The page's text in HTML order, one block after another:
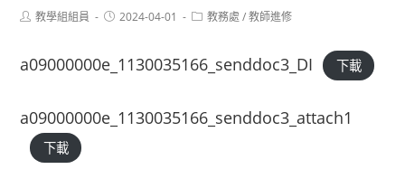
Post教學組組員
Post2024-04-01
Post教務處 / 教師進修
a09000000e_1130035166_senddoc3_DI 下載
a09000000e_1130035166_senddoc3_attach1
下載